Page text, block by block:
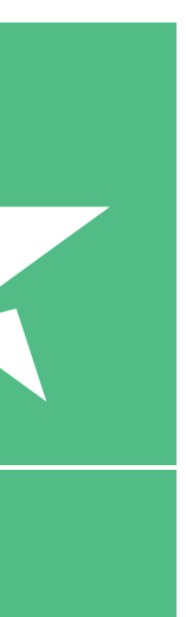
Nessun impegno